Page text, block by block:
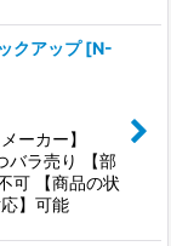
クアップ [N-
メーカー】
バラ売り 【部
【商品の状
】可能